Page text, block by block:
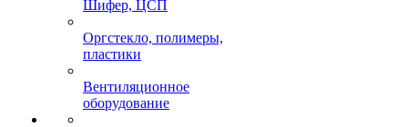
Шифер, ЦСП
Оргстекло, полимеры,
пластики
Вентиляционное
оборудование